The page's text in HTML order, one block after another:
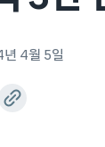
4월 5일